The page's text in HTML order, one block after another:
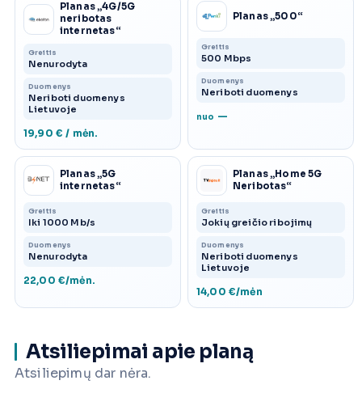
Planas „4G/5G
neribotas
internetas“
Greitis
Nenurodyta
Duomenys
Neriboti duomenys
Lietuvoje
19,90 € / mėn.
Planas „500“
Greitis
500 Mbps
Duomenys
Neriboti duomenys
nuo —
Planas „5G
internetas“
Greitis
Iki 1000 Mb/s
Duomenys
Nenurodyta
22,00 €/mėn.
Planas „Home 5G
Neribotas“
Greitis
Jokių greičio ribojimų
Duomenys
Neriboti duomenys
Lietuvoje
14,00 €/mėn
Atsiliepimai apie planą
Atsiliepimų dar nėra.